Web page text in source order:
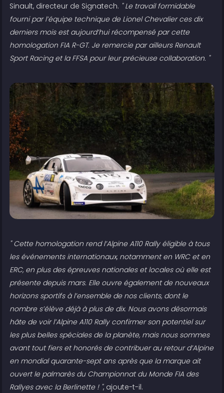
Sinault, directeur de Signatech. " Le travail formidable
fourni par l’équipe technique de Lionel Chevalier ces dix
derniers mois est aujourd’hui récompensé par cette
homologation FIA R-GT. Je remercie par ailleurs Renault
Sport Racing et la FFSA pour leur précieuse collaboration. "
" Cette homologation rend l’Alpine A110 Rally éligible à tous
les événements internationaux, notamment en WRC et en
ERC, en plus des épreuves nationales et locales où elle est
présente depuis mars. Elle ouvre également de nouveaux
horizons sportifs à l’ensemble de nos clients, dont le
nombre s’élève déjà à plus de dix. Nous avons désormais
hâte de voir l’Alpine A110 Rally confirmer son potentiel sur
les plus belles spéciales de la planète, mais nous sommes
avant tout fiers et honorés de contribuer au retour d’Alpine
en mondial quarante-sept ans après que la marque ait
ouvert le palmarès du Championnat du Monde FIA des
Rallyes avec la Berlinette ! ", ajoute-t-il.